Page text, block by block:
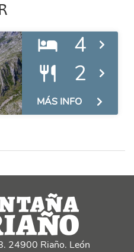
4
2
MÁS INFO
24900 Riaño. León